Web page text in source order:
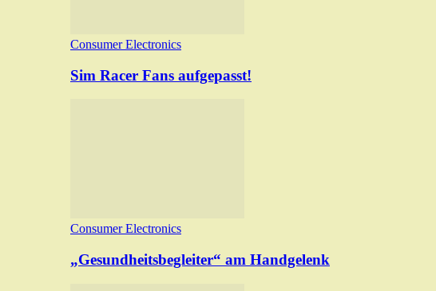
Consumer Electronics
Sim Racer Fans aufgepasst!
Consumer Electronics
„Gesundheitsbegleiter“ am Handgelenk